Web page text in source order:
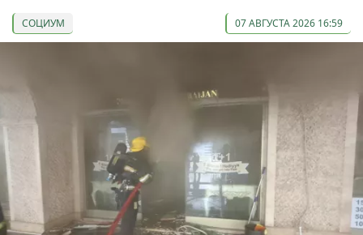
СОЦИУМ 07 АВГУСТА 2026 16:59